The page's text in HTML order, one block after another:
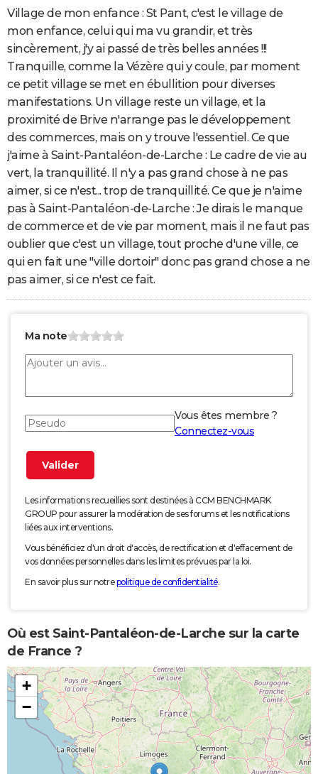
Village de mon enfance : St Pant, c'est le village de
mon enfance, celui qui ma vu grandir, et très
sincèrement, j'y ai passé de très belles années !!!
Tranquille, comme la Vézère qui y coule, par moment
ce petit village se met en ébullition pour diverses
manifestations. Un village reste un village, et la
proximité de Brive n'arrange pas le développement
des commerces, mais on y trouve l'essentiel. Ce que
j'aime à Saint-Pantaléon-de-Larche : Le cadre de vie au
vert, la tranquillité. Il n'y a pas grand chose à ne pas
aimer, si ce n'est... trop de tranquillité. Ce que je n'aime
pas à Saint-Pantaléon-de-Larche : Je dirais le manque
de commerce et de vie par moment, mais il ne faut pas
oublier que c'est un village, tout proche d'une ville, ce
qui en fait une "ville dortoir" donc pas grand chose a ne
pas aimer, si ce n'est ce fait.
Ma note
Vous êtes membre ?
Connectez-vous
Les informations recueillies sont destinées à CCM BENCHMARK
GROUP pour assurer la modération de ses forums et les notifications
liées aux interventions.
Vous bénéficiez d'un droit d'accès, de rectification et d'effacement de
vos données personnelles dans les limites prévues par la loi.
En savoir plus sur notrepolitique de confidentialité.
Où est Saint-Pantaléon-de-Larche sur la carte
de France ?
+
−